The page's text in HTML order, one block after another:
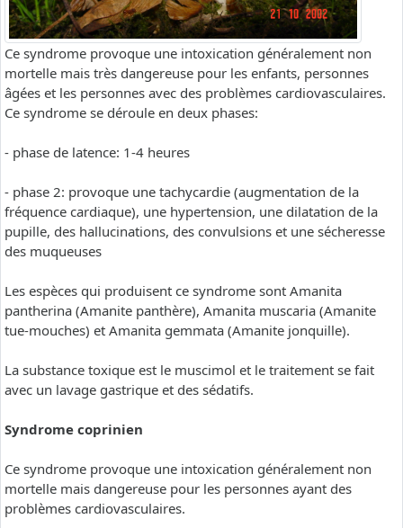
Ce syndrome provoque une intoxication généralement non
mortelle mais très dangereuse pour les enfants, personnes
âgées et les personnes avec des problèmes cardiovasculaires.
Ce syndrome se déroule en deux phases:
- phase de latence: 1-4 heures
- phase 2: provoque une tachycardie (augmentation de la
fréquence cardiaque), une hypertension, une dilatation de la
pupille, des hallucinations, des convulsions et une sécheresse
des muqueuses
Les espèces qui produisent ce syndrome sont Amanita
pantherina (Amanite panthère), Amanita muscaria (Amanite
tue-mouches) et Amanita gemmata (Amanite jonquille).
La substance toxique est le muscimol et le traitement se fait
avec un lavage gastrique et des sédatifs.
Syndrome coprinien
Ce syndrome provoque une intoxication généralement non
mortelle mais dangereuse pour les personnes ayant des
problèmes cardiovasculaires.